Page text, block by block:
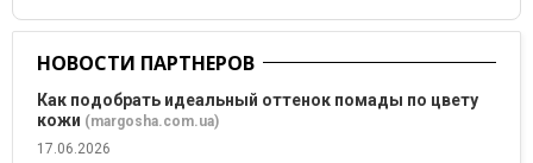
НОВОСТИ ПАРТНЕРОВ
Как подобрать идеальный оттенок помады по цвету
кожи (margosha.com.ua)
17.06.2026